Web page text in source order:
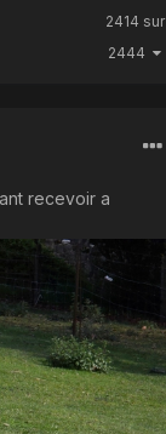
2414 sur
2444
recevoir a